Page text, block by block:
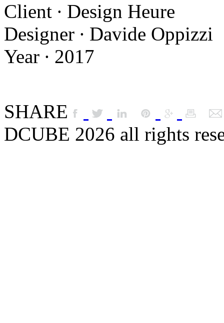
Client ∙ Design Heure
Designer ∙ Davide Oppizzi
Year ∙ 2017
SHARE
DCUBE 2026 all rights